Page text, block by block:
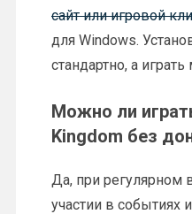
сайт или игровой
для Windows.
стандартно, а
Можно ли
Kingdom без
Да, при регулярном
участии в событиях